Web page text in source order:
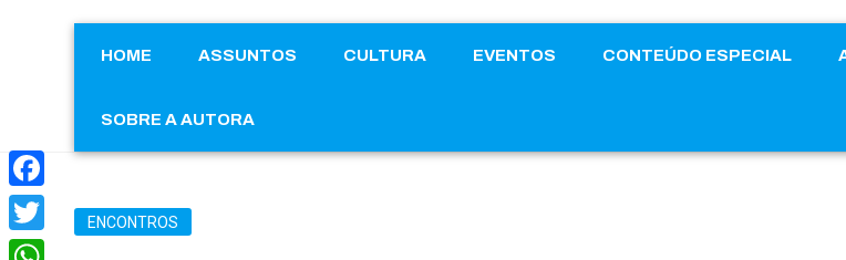
HOME ASSUNTOS CULTURA EVENTOS CONTEÚDO ESPECIAL
SOBRE A AUTORA
ENCONTROS
Facebook
Twitter